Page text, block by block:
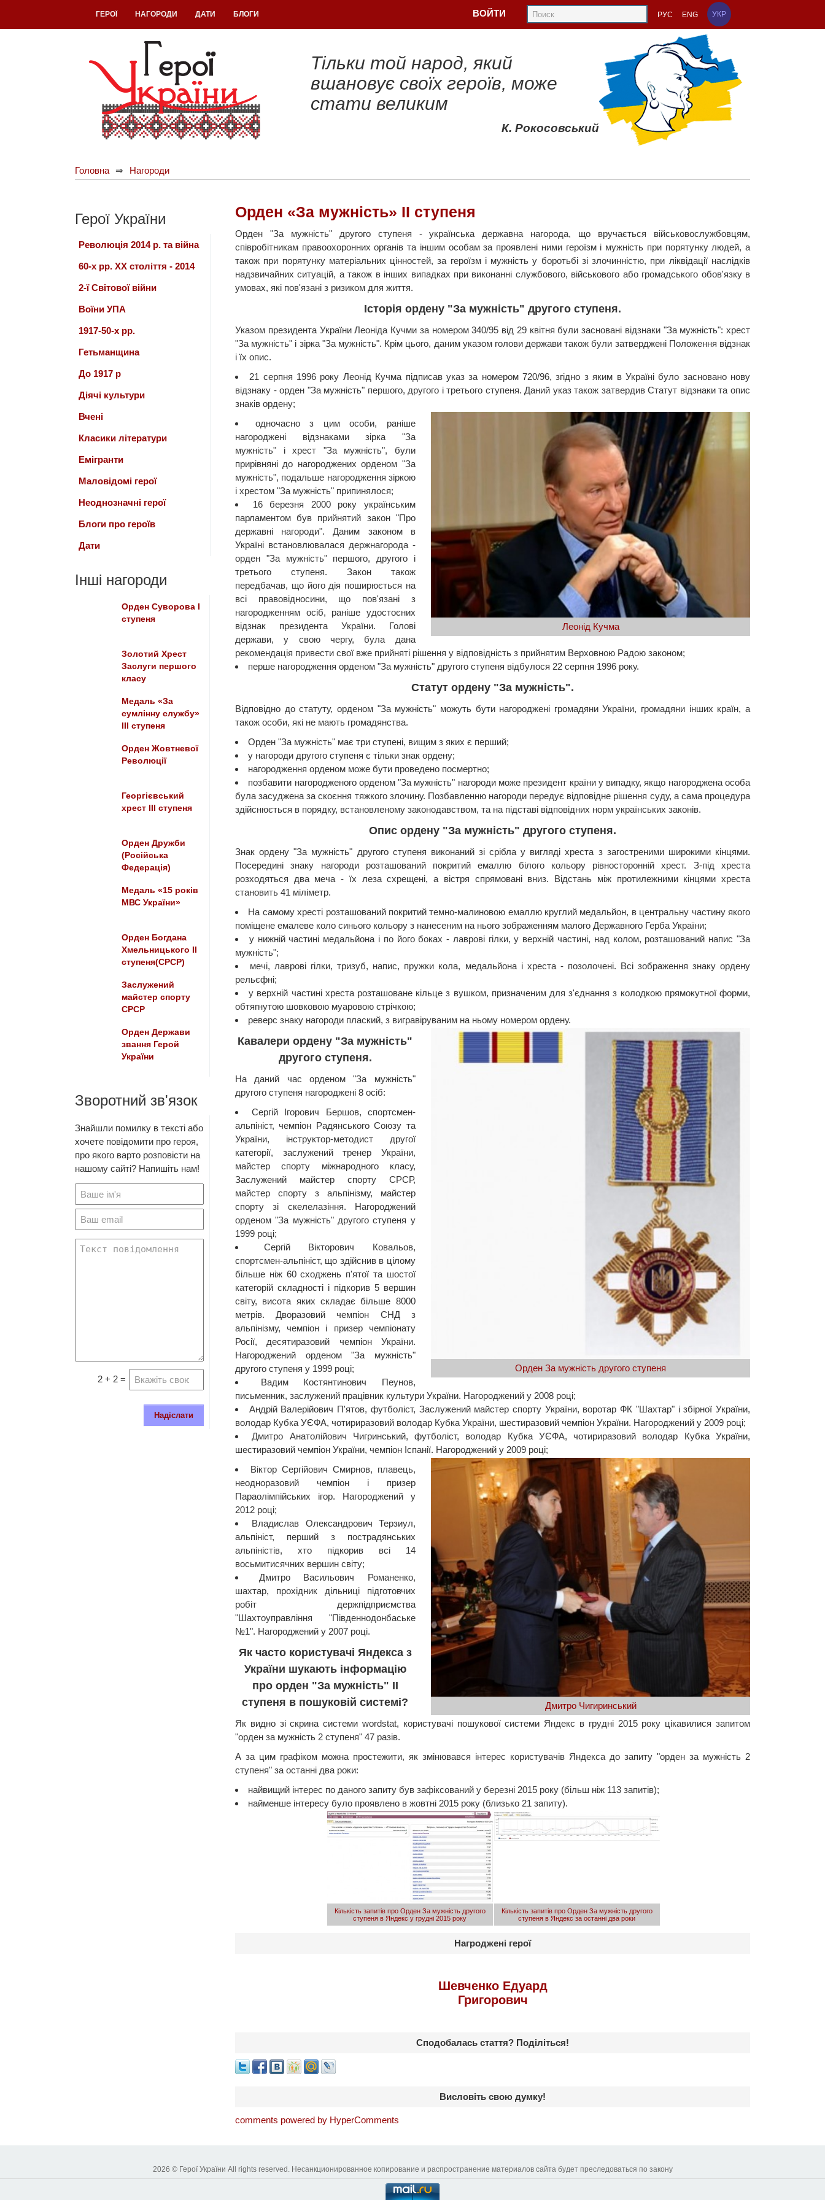
ГЕРОЇ НАГОРОДИ ДАТИ БЛОГИ ВОЙТИ РУС ENG УКР
Тільки той народ, який
вшановує своїх героїв, може
стати великим
К. Рокосовський
Головна Нагороди
Орден «За мужність» II ступеня
Орден "За мужність" другого ступеня - українська державна нагорода, що вручається військовослужбовцям,
співробітникам правоохоронних органів та іншим особам за проявлені ними героїзм і мужність при порятунку людей, а
також при порятунку матеріальних цінностей, за героїзм і мужність у боротьбі зі злочинністю, при ліквідації наслідків
надзвичайних ситуацій, а також в інших випадках при виконанні службового, військового або громадського обов'язку в
умовах, які пов'язані з ризиком для життя.
Історія ордену "За мужність" другого ступеня.
Указом президента України Леоніда Кучми за номером 340/95 від 29 квітня були засновані відзнаки "За мужність": хрест
"За мужність" і зірка "За мужність". Крім цього, даним указом голови держави також були затверджені Положення відзнак
і їх опис.
21 серпня 1996 року Леонід Кучма підписав указ за номером 720/96, згідно з яким в Україні було засновано нову
відзнаку - орден "За мужність" першого, другого і третього ступеня. Даний указ також затвердив Статут відзнаки та опис
знаків ордену;
Леонід Кучма
одночасно з цим особи, раніше
нагороджені відзнаками зірка "За
мужність" і хрест "За мужність", були
прирівняні до нагороджених орденом "За
мужність", подальше нагородження зіркою
і хрестом "За мужність" припинялося;
16 березня 2000 року українським
парламентом був прийнятий закон "Про
державні нагороди". Даним законом в
Україні встановлювалася держнагорода -
орден "За мужність" першого, другого і
третього ступеня. Закон також
передбачав, що його дія поширюється на
всі правовідносини, що пов'язані з
нагородженням осіб, раніше удостоєних
відзнак президента України. Голові
держави, у свою чергу, була дана
рекомендація привести свої вже прийняті рішення у відповідність з прийнятим Верховною Радою законом;
перше нагородження орденом "За мужність" другого ступеня відбулося 22 серпня 1996 року.
Статут ордену "За мужність".
Відповідно до статуту, орденом "За мужність" можуть бути нагороджені громадяни України, громадяни інших країн, а
також особи, які не мають громадянства.
Орден "За мужність" має три ступені, вищим з яких є перший;
у нагороди другого ступеня є тільки знак ордену;
нагородження орденом може бути проведено посмертно;
позбавити нагородженого орденом "За мужність" нагороди може президент країни у випадку, якщо нагороджена особа
була засуджена за скоєння тяжкого злочину. Позбавленню нагороди передує відповідне рішення суду, а сама процедура
здійснюється в порядку, встановленому законодавством, та на підставі відповідних норм українських законів.
Опис ордену "За мужність" другого ступеня.
Знак ордену "За мужність" другого ступеня виконаний зі срібла у вигляді хреста з загостреними широкими кінцями.
Посередині знаку нагороди розташований покритий емаллю білого кольору рівносторонній хрест. З-під хреста
розходяться два меча - їх леза схрещені, а вістря спрямовані вниз. Відстань між протилежними кінцями хреста
становить 41 міліметр.
На самому хресті розташований покритий темно-малиновою емаллю круглий медальйон, в центральну частину якого
поміщене емалеве коло синього кольору з нанесеним на нього зображенням малого Державного Герба України;
у нижній частині медальйона і по його боках - лаврові гілки, у верхній частині, над колом, розташований напис "За
мужність";
мечі, лаврові гілки, тризуб, напис, пружки кола, медальйона і хреста - позолочені. Всі зображення знаку ордену
рельєфні;
у верхній частині хреста розташоване кільце з вушком, призначеним для з'єднання з колодкою прямокутної форми,
обтягнутою шовковою муаровою стрічкою;
реверс знаку нагороди плаский, з вигравіруваним на ньому номером ордену.
Орден За мужність другого ступеня
Кавалери ордену "За мужність"
другого ступеня.
На даний час орденом "За мужність"
другого ступеня нагороджені 8 осіб:
Сергій Ігорович Бершов, спортсмен-
альпініст, чемпіон Радянського Союзу та
України, інструктор-методист другої
категорії, заслужений тренер України,
майстер спорту міжнародного класу,
Заслужений майстер спорту СРСР,
майстер спорту з альпінізму, майстер
спорту зі скелелазіння. Нагороджений
орденом "За мужність" другого ступеня у
1999 році;
Сергій Вікторович Ковальов,
спортсмен-альпініст, що здійснив в цілому
більше ніж 60 сходжень п'ятої та шостої
категорій складності і підкорив 5 вершин
світу, висота яких складає більше 8000
метрів. Дворазовий чемпіон СНД з
альпінізму, чемпіон і призер чемпіонату
Росії, десятиразовий чемпіон України.
Нагороджений орденом "За мужність"
другого ступеня у 1999 році;
Вадим Костянтинович Пеунов,
письменник, заслужений працівник культури України. Нагороджений у 2008 році;
Андрій Валерійович П'ятов, футболіст, Заслужений майстер спорту України, воротар ФК "Шахтар" і збірної України,
володар Кубка УЄФА, чотириразовий володар Кубка України, шестиразовий чемпіон України. Нагороджений у 2009 році;
Дмитро Анатолійович Чигринський, футболіст, володар Кубка УЄФА, чотириразовий володар Кубка України,
шестиразовий чемпіон України, чемпіон Іспанії. Нагороджений у 2009 році;
Дмитро Чигиринський
Віктор Сергійович Смирнов, плавець,
неодноразовий чемпіон і призер
Параолімпійських ігор. Нагороджений у
2012 році;
Владислав Олександрович Терзиул,
альпініст, перший з пострадянських
альпіністів, хто підкорив всі 14
восьмитисячних вершин світу;
Дмитро Васильович Романенко,
шахтар, прохідник дільниці підготовчих
робіт держпідприємства
"Шахтоуправління "Південнодонбаське
№1". Нагороджений у 2007 році.
Як часто користувачі Яндекса з
України шукають інформацію
про орден "За мужність" II
ступеня в пошуковій системі?
Як видно зі скрина системи wordstat, користувачі пошукової системи Яндекс в грудні 2015 року цікавилися запитом
"орден за мужність 2 ступеня" 47 разів.
А за цим графіком можна простежити, як змінювався інтерес користувачів Яндекса до запиту "орден за мужність 2
ступеня" за останні два роки:
найвищий інтерес по даного запиту був зафіксований у березні 2015 року (більш ніж 113 запитів);
найменше інтересу було проявлено в жовтні 2015 року (близько 21 запиту).
Кількість запитів про Орден За мужність другого
ступеня в Яндекс у грудні 2015 року
Кількість запитів про Орден За мужність другого
ступеня в Яндекс за останні два роки
Нагроджені герої
Шевченко Едуард
Григорович
Сподобалась стаття? Поділіться!
Висловіть свою думку!
comments powered by HyperComments
Герої України
Революція 2014 р. та війна
60-х рр. ХХ століття - 2014
2-ї Світової війни
Воїни УПА
1917-50-х рр.
Гетьманщина
До 1917 р
Діячі культури
Вчені
Класики літератури
Емігранти
Маловідомі герої
Неоднозначні герої
Блоги про героїв
Дати
Інші нагороди
Орден Суворова I
ступеня
Золотий Хрест
Заслуги першого
класу
Медаль «За
сумлінну службу»
III ступеня
Орден Жовтневої
Революції
Георгієвський
хрест ІІІ ступеня
Орден Дружби
(Російська
Федерація)
Медаль «15 років
МВС України»
Орден Богдана
Хмельницького ІІ
ступеня(СРСР)
Заслужений
майстер спорту
СРСР
Орден Держави
звання Герой
України
Зворотний зв'язок
Знайшли помилку в тексті або
хочете повідомити про героя,
про якого варто розповісти на
нашому сайті? Напишіть нам!
2 + 2 =
Надіслати
2026 © Герої України All rights reserved. Несанкционированное копирование и распространение материалов сайта будет преследоваться по закону